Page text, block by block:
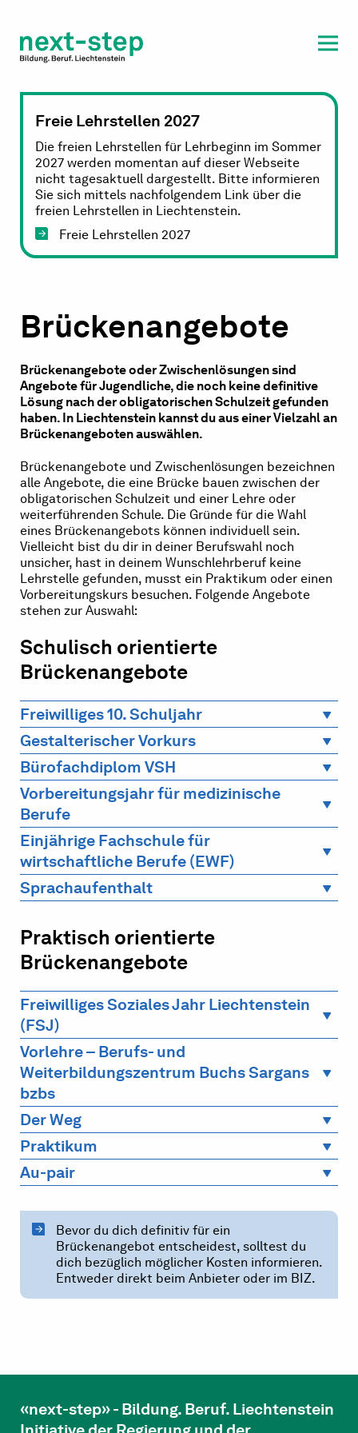
Beratung & Unterstützung
Freie Lehrstellen 2027
Die freien Lehrstellen für Lehrbeginn im Sommer
2027 werden momentan auf dieser Webseite
nicht tagesaktuell dargestellt. Bitte informieren
Sie sich mittels nachfolgendem Link über die
freien Lehrstellen in Liechtenstein.
Freie Lehrstellen 2027
Brückenangebote
Brückenangebote oder Zwischenlösungen sind
Angebote für Jugendliche, die noch keine definitive
Lösung nach der obligatorischen Schulzeit gefunden
haben. In Liechtenstein kannst du aus einer Vielzahl an
Brückenangeboten auswählen.
Brückenangebote und Zwischenlösungen bezeichnen
alle Angebote, die eine Brücke bauen zwischen der
obligatorischen Schulzeit und einer Lehre oder
weiterführenden Schule. Die Gründe für die Wahl
eines Brückenangebots können individuell sein.
Vielleicht bist du dir in deiner Berufswahl noch
unsicher, hast in deinem Wunschlehrberuf keine
Lehrstelle gefunden, musst ein Praktikum oder einen
Vorbereitungskurs besuchen. Folgende Angebote
stehen zur Auswahl:
Schulisch orientierte
Brückenangebote
Freiwilliges 10. Schuljahr
Gestalterischer Vorkurs
Bürofachdiplom VSH
Vorbereitungsjahr für medizinische
Berufe
Einjährige Fachschule für
wirtschaftliche Berufe (EWF)
Sprachaufenthalt
Praktisch orientierte
Brückenangebote
Freiwilliges Soziales Jahr Liechtenstein
(FSJ)
Vorlehre – Berufs- und
Weiterbildungszentrum Buchs Sargans
bzbs
Der Weg
​​​​​​​Praktikum
Au-pair
Bevor du dich definitiv für ein
Brückenangebot entscheidest, solltest du
dich bezüglich möglicher Kosten informieren.
Entweder direkt beim Anbieter oder im BIZ.
«next-step» - Bildung. Beruf. Liechtenstein